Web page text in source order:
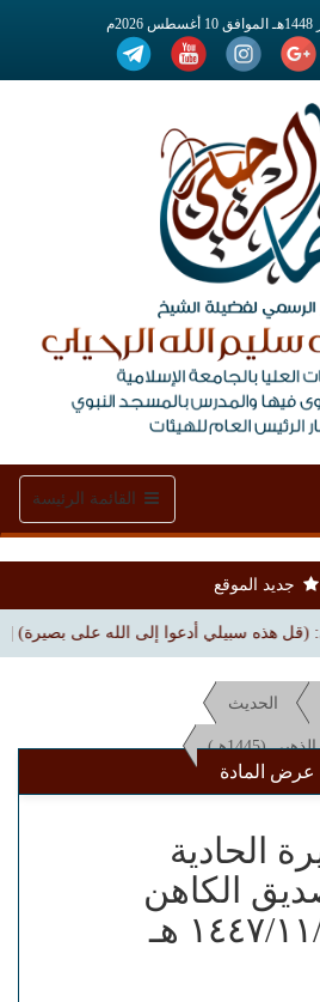
Toggle
navigation
القائمة الرئيسة
جديد الموقع
هذه سبيلي أدعوا إلى الله على بصيرة) | بجامع
الحديث
(1445هـ)
عرض المادة
الحادية
الكاهن